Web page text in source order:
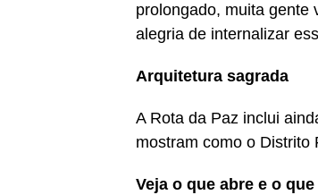
prolongado, muita gente
alegria de internalizar
Arquitetura sagrada
A Rota da Paz inclui
mostram como o Distrito
Veja o que abre e o